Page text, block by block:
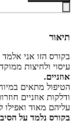
תיאור
בקורס הזו אני
עיסוי ולחיצות
אוזניים.
הטיפול מתאים
ודלקות אוזניים
עליהם מאוד
בקורס נלמד על